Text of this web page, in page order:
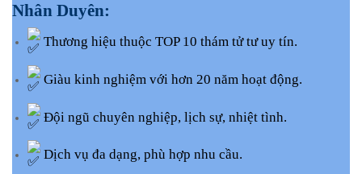
Nhân Duyên:
Thương hiệu thuộc TOP 10 thám tử tư uy tín.
Giàu kinh nghiệm với hơn 20 năm hoạt động.
Đội ngũ chuyên nghiệp, lịch sự, nhiệt tình.
Dịch vụ đa dạng, phù hợp nhu cầu.